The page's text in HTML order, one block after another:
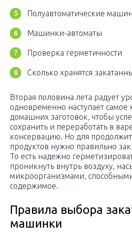
Полуавтоматические
Машинки-автоматы
Проверка герметичности
Сколько хранятся
Вторая половина лета радует
одновременно наступает самое
домашних заготовок, чтобы
сохранить и переработать в
консервацию. Но для
продуктов нужно правильно
То есть надежно
проникнуть внутрь воздуху,
микроорганизмами,
содержимое.
Правила выбора
машинки